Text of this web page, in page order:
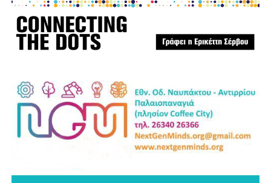
Η Ναυπακτία αξίζει να είναι έτοιμη πριν από την επόμενη
κρίση. Η πρόληψη δεν είναι κόστος. Είναι η μεγαλύτερη
επένδυση στην ανθρώπινη ζωή, στο φυσικό περιβάλλον,
Ανδρέας Χ. Κωνσταντόπουλος
Επικεφαλής της παράταξης “Αλλάζουμε Πλεύση”